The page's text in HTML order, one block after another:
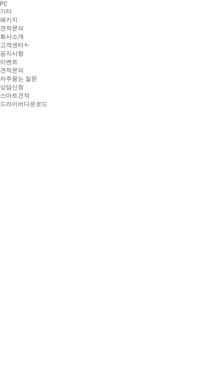
PC
기타
패키지
견적문의
회사소개
고객센터 +-
공지사항
이벤트
견적문의
자주묻는 질문
상담신청
스마트견적
드라이버다운로드